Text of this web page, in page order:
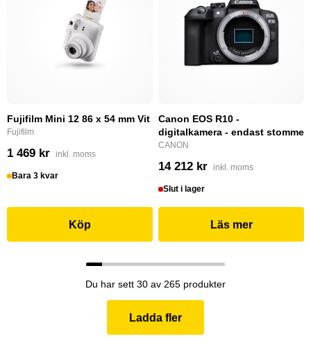
Fujifilm Mini 12 86 x 54 mm Vit
Fujifilm
1 469 kr inkl. moms
Bara 3 kvar
Köp
Canon EOS R10 -
digitalkamera - endast stomme
CANON
14 212 kr inkl. moms
Slut i lager
Läs mer
Du har sett 30 av 265 produkter
Ladda fler